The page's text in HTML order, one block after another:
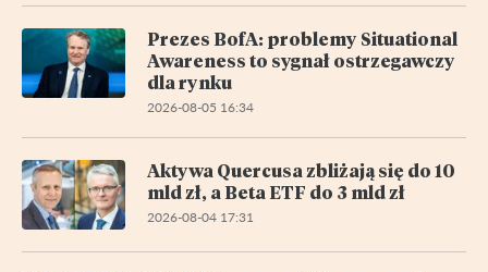
Prezes BofA: problemy Situational
Awareness to sygnał ostrzegawczy
dla rynku
2026-08-05 16:34
Aktywa Quercusa zbliżają się do 10
mld zł, a Beta ETF do 3 mld zł
2026-08-04 17:31